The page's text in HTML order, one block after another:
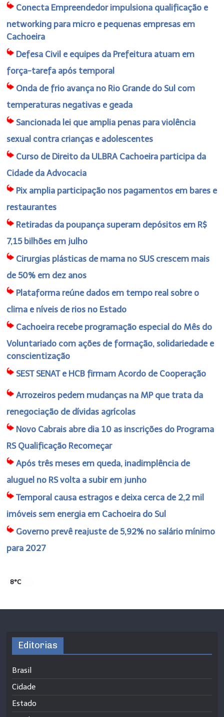
Conecta Empreendedor impulsiona qualificação e
networking para micro e pequenas empresas em
Cachoeira
Defesa Civil e equipes da Prefeitura atuam em
força-tarefa após temporal
Onda de frio avança no Rio Grande do Sul com
temperaturas negativas e geada
Sancionada lei que amplia penas para violência
sexual contra crianças e adolescentes
Curso de Direito da ULBRA Cachoeira participa da
Cidade da Advocacia
Pix amplia participação nos pagamentos em bares e
restaurantes
Retiradas da poupança superam depósitos em R$
7,15 bilhões em julho
Cirurgias plásticas de mama no SUS crescem mais
de 50% em dez anos
Plataforma reúne dados em tempo real sobre o
clima e níveis de rios no Estado
Cachoeira recebe programação especial do Mês do
Voluntariado com ações de formação, solidariedade e
conscientização
SEST SENAT e HCB firmam Acordo de Cooperação
Arrozeiros pedem mudanças na MP que trata da
renegociação de dívidas agrícolas
Novo Cabrais abre dia 10 as inscrições do Programa
RS Qualificação Recomeçar
Após três meses em queda, inadimplência de
aluguel no RS volta a subir em junho
Temporal causa estragos e deixa cerca de 2,2 mil
imóveis sem energia em Cachoeira do Sul
Governo prevê reajuste de 5,92% no salário mínimo
para 2027
8°C
Editorias
Brasil
Cidade
Estado